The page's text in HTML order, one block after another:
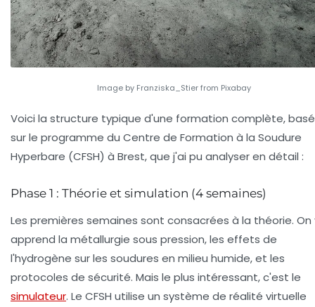
Image by Franziska_Stier from Pixabay
Voici la structure typique d'une formation complète,
sur le programme du Centre de Formation à la Soudure
Hyperbare (CFSH) à Brest, que j'ai pu analyser en détail :
Phase 1 : Théorie et simulation (4 semaines)
Les premières semaines sont consacrées à la théorie. On
apprend la métallurgie sous pression, les effets de
l'hydrogène sur les soudures en milieu humide, et les
protocoles de sécurité. Mais le plus intéressant, c'est le
simulateur. Le CFSH utilise un système de réalité virtuelle